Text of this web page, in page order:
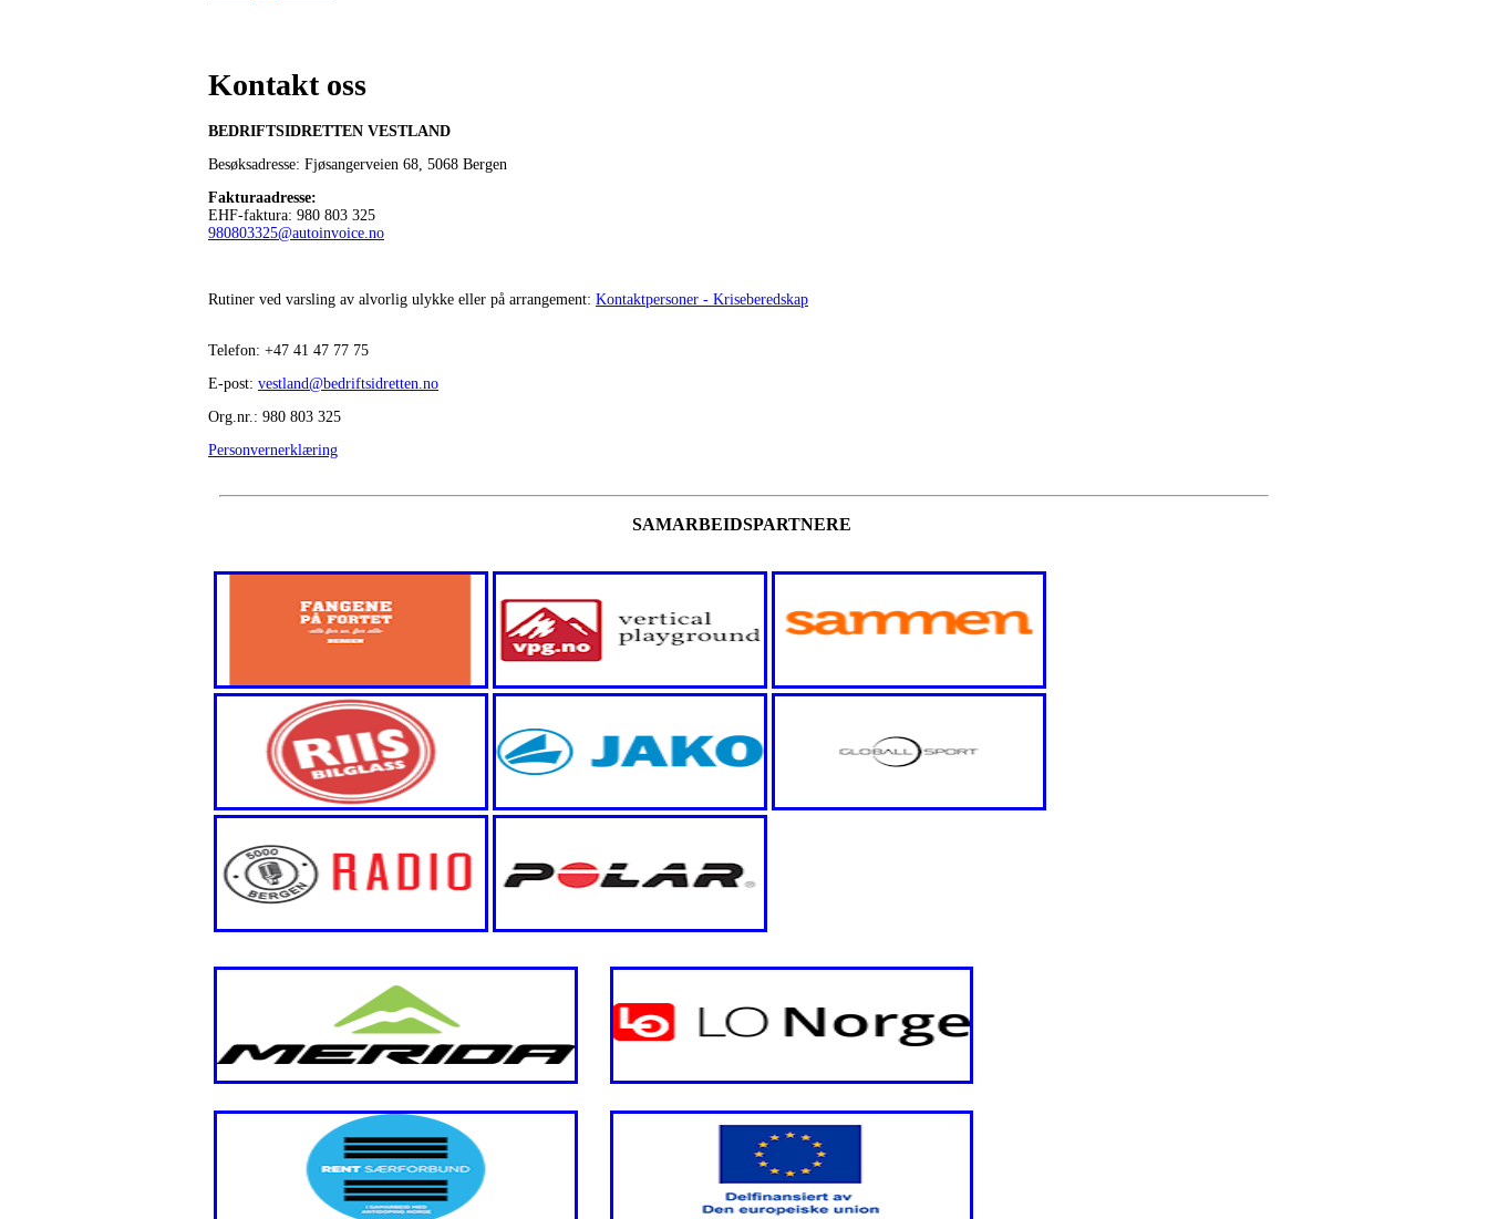
Kontakt oss
BEDRIFTSIDRETTEN VESTLAND
Besøksadresse: Fjøsangerveien 68, 5068 Bergen
Fakturaadresse:
EHF-faktura: 980 803 325
980803325@autoinvoice.no
Rutiner ved varsling av alvorlig ulykke eller på arrangement: Kontaktpersoner - Kriseberedskap
Telefon: +47 41 47 77 75
E-post: vestland@bedriftsidretten.no
Org.nr.: 980 803 325
Personvernerklæring
SAMARBEIDSPARTNERE